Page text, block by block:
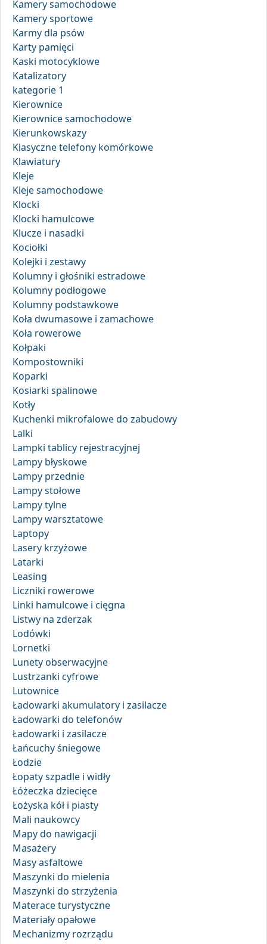
Kamery samochodowe
Kamery sportowe
Karmy dla psów
Karty pamięci
Kaski motocyklowe
Katalizatory
kategorie 1
Kierownice
Kierownice samochodowe
Kierunkowskazy
Klasyczne telefony komórkowe
Klawiatury
Kleje
Kleje samochodowe
Klocki
Klocki hamulcowe
Klucze i nasadki
Kociołki
Kolejki i zestawy
Kolumny i głośniki estradowe
Kolumny podłogowe
Kolumny podstawkowe
Koła dwumasowe i zamachowe
Koła rowerowe
Kołpaki
Kompostowniki
Koparki
Kosiarki spalinowe
Kotły
Kuchenki mikrofalowe do zabudowy
Lalki
Lampki tablicy rejestracyjnej
Lampy błyskowe
Lampy przednie
Lampy stołowe
Lampy tylne
Lampy warsztatowe
Laptopy
Lasery krzyżowe
Latarki
Leasing
Liczniki rowerowe
Linki hamulcowe i cięgna
Listwy na zderzak
Lodówki
Lornetki
Lunety obserwacyjne
Lustrzanki cyfrowe
Lutownice
Ładowarki akumulatory i zasilacze
Ładowarki do telefonów
Ładowarki i zasilacze
Łańcuchy śniegowe
Łodzie
Łopaty szpadle i widły
Łóżeczka dziecięce
Łożyska kół i piasty
Mali naukowcy
Mapy do nawigacji
Masażery
Masy asfaltowe
Maszynki do mielenia
Maszynki do strzyżenia
Materace turystyczne
Materiały opałowe
Mechanizmy rozrządu